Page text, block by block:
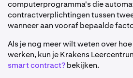
computerprogramma's die
contractverplichtingen tussen
wanneer aan vooraf bepaalde
Als je nog meer wilt weten over
werken, kun je Krakens
smart contract?bekijken.